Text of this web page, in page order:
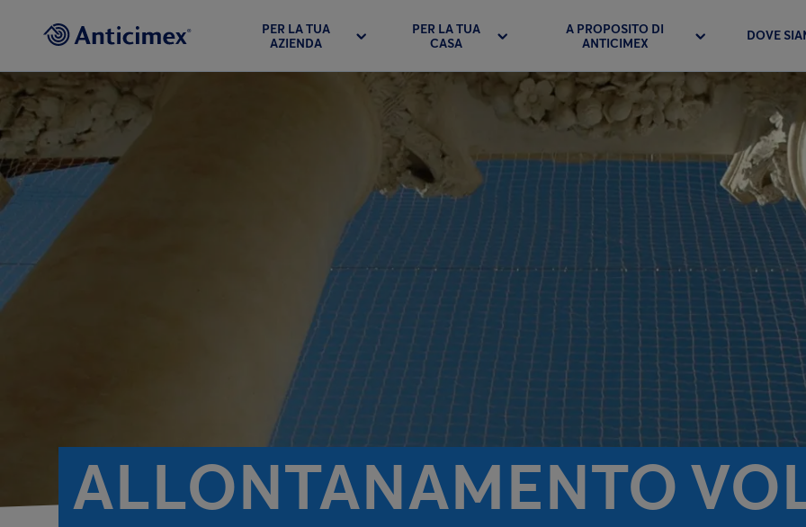
PER LA TUA
AZIENDA
PER LA TUA
CASA
A PROPOSITO DI
ANTICIMEX
DOVE
ALLONTANAMENTO